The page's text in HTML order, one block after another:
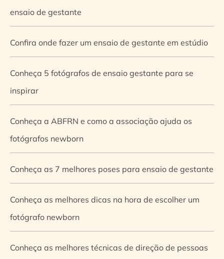
ensaio de gestante
Confira onde fazer um ensaio de gestante em estúdio
Conheça 5 fotógrafos de ensaio gestante para se
inspirar
Conheça a ABFRN e como a associação ajuda os
fotógrafos newborn
Conheça as 7 melhores poses para ensaio de gestante
Conheça as melhores dicas na hora de escolher um
fotógrafo newborn
Conheça as melhores técnicas de direção de pessoas